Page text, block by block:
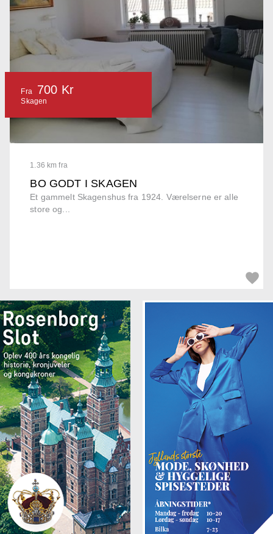
1.36 km fra
BO GODT I SKAGEN
Et gammelt Skagenshus fra 1924. Værelserne er alle
store og...
Fra 700 Kr
Skagen